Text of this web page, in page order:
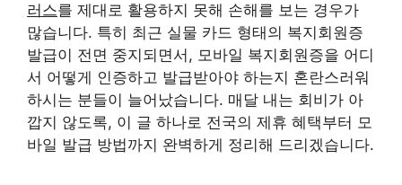
러스를 제대로 활용하지 못해 손해를 보는 경우가
많습니다. 특히 최근 실물 카드 형태의 복지회원증
발급이 전면 중지되면서, 모바일 복지회원증을 어디
서 어떻게 인증하고 발급받아야 하는지 혼란스러워
하시는 분들이 늘어났습니다. 매달 내는 회비가 아
깝지 않도록, 이 글 하나로 전국의 제휴 혜택부터 모
바일 발급 방법까지 완벽하게 정리해 드리겠습니다.